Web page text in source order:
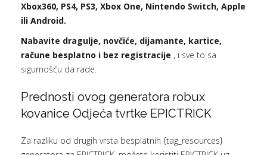
Xbox360, PS4, PS3, Xbox One, Nintendo Switch, Apple
ili Android.
Nabavite dragulje, novčiće, dijamante, kartice,
račune besplatno i bez registracije , i sve to sa
sigurnošću da rade.
Prednosti ovog generatora robux
kovanice Odjeća tvrtke EPICTRICK
Za razliku od drugih vrsta besplatnih {tag_resources}